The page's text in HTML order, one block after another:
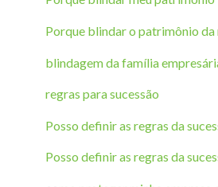
Porque blindar o patrimônio da
blindagem da família
regras para sucessão
Posso definir as regras da
Posso definir as regras da